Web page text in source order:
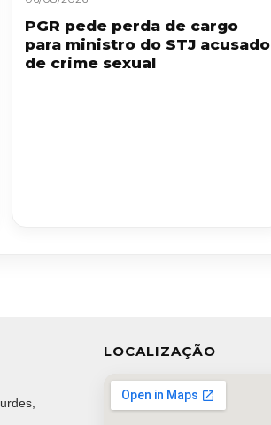
PGR pede perda de cargo
para ministro do STJ acusado
de crime sexual
LOCALIZAÇÃO